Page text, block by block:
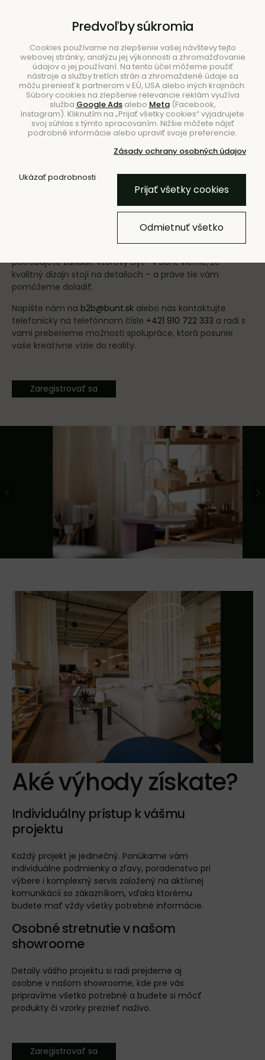
Hľadať
Úvod B2B
B2B spolupráca
potrebujete zariadiť vzorový byt? V Bunt vieme, že
kvalitný dizajn stojí na detailoch – a práve tie vám
pomôžeme doladiť.
Napíšte nám na b2b@bunt.sk alebo nás kontaktujte
telefonicky na telefónnom čísle +421 910 722 333 a radi s
vami preberieme možnosti spolupráce, ktorá posunie
vaše kreatívne vízie do reality.
Zaregistrovať sa
Aké výhody získate?
Individuálny prístup k vášmu
projektu
Každý projekt je jedinečný. Ponúkame vám
individuálne podmienky a zľavy, poradenstvo pri
výbere i komplexný servis založený na aktívnej
komunikácii so zákazníkom, vďaka ktorému
budete mať vždy všetky potrebné informácie.
Osobné stretnutie v našom
showroome
Detaily vášho projektu si radi prejdeme aj
osobne v našom showroome, kde pre vás
pripravíme všetko potrebné a budete si môcť
produkty či vzorky prezrieť naživo.
Zaregistrovať sa
Predvoľby súkromia
Cookies používame na zlepšenie vašej návštevy tejto
webovej stránky, analýzu jej výkonnosti a zhromažďovanie
údajov o jej používaní. Na tento účel môžeme použiť
nástroje a služby tretích strán a zhromaždené údaje sa
môžu preniesť k partnerom v EÚ, USA alebo iných krajinách.
Súbory cookies na zlepšenie relevancie reklám využíva
služba Google Adsalebo Meta(Facebook,
Instagram). Kliknutím na „Prijať všetky cookies“ vyjadrujete
svoj súhlas s týmto spracovaním. Nižšie môžete nájsť
podrobné informácie alebo upraviť svoje preferencie.
Zásady ochrany osobných údajov
Ukázať podrobnosti
Prijať všetky cookies
Odmietnuť všetko